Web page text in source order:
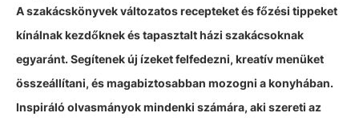
A szakácskönyvek változatos recepteket és főzési tippeket
kínálnak kezdőknek és tapasztalt házi szakácsoknak
egyaránt. Segítenek új ízeket felfedezni, kreatív menüket
összeállítani, és magabiztosabban mozogni a konyhában.
Inspiráló olvasmányok mindenki számára, aki szereti az